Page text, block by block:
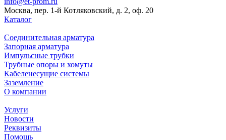
Москва, пер. 1-й Котляковский, д. 2, оф. 20
Каталог
Соединительная арматура
Запорная арматура
Импульсные трубки
Трубные опоры и хомуты
Кабеленесущие системы
Заземление
О компании
Услуги
Новости
Реквизиты
Помощь